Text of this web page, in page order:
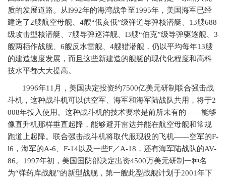
质的发展道路。从l992年的海湾战争至1995年，美国海军已经
建造了2艘航空母舰、 4艘“俄亥俄”级弹道导弹核潜艇、 13艘688
级攻击型核潜艇、 7艘导弹巡洋舰、 l3艘“伯克”级导弹驱逐舰、 3
艘两栖作战舰、 6艘反水雷舰、 4艘猎潜舰，仍以平均每年13艘
的建造速度发展，而且这些新建造的舰艇的现代化程度和高科
技水平都大大提高。
1996年11月，美国决定投资约7500亿美元研制联合强击战
斗机，这种战斗机可以供空军、海军和海军陆战队共用，将于2
008年投入使用。这种战斗机的技术要求是前所未有的——能够
像直升机那样垂直起降，能够避开雷达并能在航空母舰和常规
跑道上起降。联合强击战斗机将取代服现役的飞机——空军的F-
l6 ，海军的A-6、 F-14以及一些F／A-18 ，还有海军陆战队的AV-
86。 1997年初，美国国防部决定出资4500万美元研制一种名
为“弹药库战舰”的新型战舰，第一艘此型战舰计划于2001年下